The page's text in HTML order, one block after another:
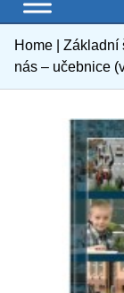
Home Základní
nás – učebnice